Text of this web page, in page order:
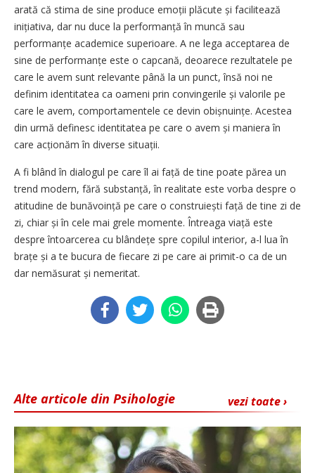
arată că stima de sine produce emoții plăcute și facilitează
inițiativa, dar nu duce la performanță în muncă sau
performanțe academice superioare. A ne lega acceptarea de
sine de performanțe este o capcană, deoarece rezultatele pe
care le avem sunt relevante până la un punct, însă noi ne
definim identitatea ca oameni prin convingerile și valorile pe
care le avem, comportamentele ce devin obișnuințe. Acestea
din urmă definesc identitatea pe care o avem și maniera în
care acționăm în diverse situații.
A fi blând în dialogul pe care îl ai față de tine poate părea un
trend modern, fără substanță, în realitate este vorba despre o
atitudine de bunăvoință pe care o construiești față de tine zi de
zi, chiar și în cele mai grele momente. Întreaga viață este
despre întoarcerea cu blândețe spre copilul interior, a-l lua în
brațe și a te bucura de fiecare zi pe care ai primit-o ca de un
dar nemăsurat și nemeritat.
vezi toate ›
Alte articole din Psihologie